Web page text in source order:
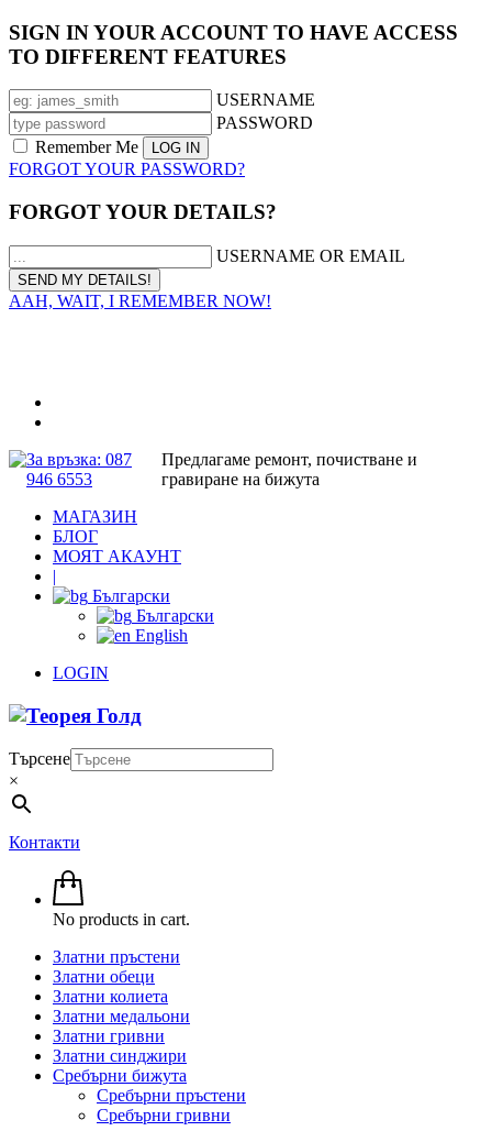
SIGN IN YOUR ACCOUNT TO HAVE ACCESS
TO DIFFERENT FEATURES
USERNAME
PASSWORD
Remember Me
FORGOT YOUR PASSWORD?
FORGOT YOUR DETAILS?
USERNAME OR EMAIL
AAH, WAIT, I REMEMBER NOW!
За връзка: 087
946 6553
Предлагаме ремонт, почистване и
гравиране на бижута
МАГАЗИН
БЛОГ
МОЯТ АКАУНТ
|
Български
Български
English
LOGIN
Търсене
×
Контакти
No products in cart.
Златни пръстени
Златни обеци
Златни колиета
Златни медальони
Златни гривни
Златни синджири
Сребърни бижута
Сребърни пръстени
Сребърни гривни